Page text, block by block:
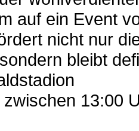
auf ein Event
nicht nur
bleibt
13:00